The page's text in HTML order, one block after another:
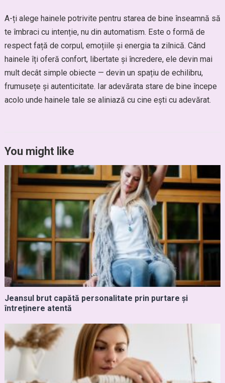
A-ți alege hainele potrivite pentru starea de bine înseamnă să
te îmbraci cu intenție, nu din automatism. Este o formă de
respect față de corpul, emoțiile și energia ta zilnică. Când
hainele îți oferă confort, libertate și încredere, ele devin mai
mult decât simple obiecte — devin un spațiu de echilibru,
frumusețe și autenticitate. Iar adevărata stare de bine începe
acolo unde hainele tale se aliniază cu cine ești cu adevărat.
You might like
Jeansul brut capătă personalitate prin purtare și
întreținere atentă